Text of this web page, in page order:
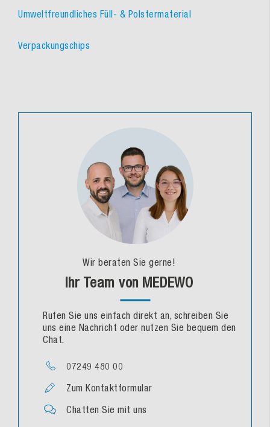
Umweltfreundliches Füll- & Polstermaterial
Verpackungschips
Wir beraten Sie gerne!
Ihr Team von MEDEWO
Rufen Sie uns einfach direkt an, schreiben Sie
uns eine Nachricht oder nutzen Sie bequem den
Chat.
07249 480 00
Zum Kontaktformular
Chatten Sie mit uns